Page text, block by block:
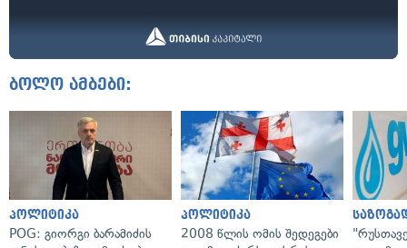
ბოლო ამბები:
პოლიტიკა
POG: გიორგი ბარამიძის
პოლიტიკა
2008 წლის ომის შედეგები